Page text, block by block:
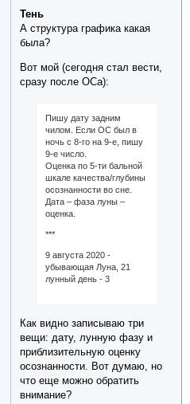
Тень
А структура графика какая
была?
Вот мой (сегодня стал вести,
сразу после ОСа):
Пишу дату задним
чилом. Если ОС был в
ночь с 8-го на 9-е, пишу
9-е число.
Оценка по 5-ти бальной
шкале качества/глубины
осознанности во сне.
Дата – фаза луны –
оценка.
***
9 августа 2020 -
убывающая Луна, 21
лунный день - 3
Как видно записываю три
вещи: дату, лунную фазу и
приблизительную оценку
осознанности. Вот думаю, но
что еще можно обратить
внимание?